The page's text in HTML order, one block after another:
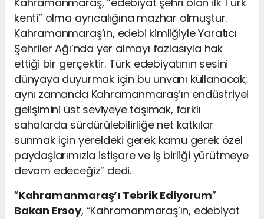
kenti” olma ayrıcalığına mazhar olmuştur.
Kahramanmaraş’ın, edebi kimliğiyle Yaratıcı
Şehriler Ağı’nda yer almayı fazlasıyla hak
ettiği bir gerçektir. Türk edebiyatının sesini
dünyaya duyurmak için bu unvanı kullanacak;
aynı zamanda Kahramanmaraş’ın endüstriyel
gelişimini üst seviyeye taşımak, farklı
sahalarda sürdürülebilirliğe net katkılar
sunmak için yereldeki gerek kamu gerek özel
paydaşlarımızla istişare ve iş birliği yürütmeye
devam edeceğiz” dedi.
“Kahramanmaraş’ı Tebrik Ediyorum”
Bakan Ersoy, “Kahramanmaraş’ın, edebiyat